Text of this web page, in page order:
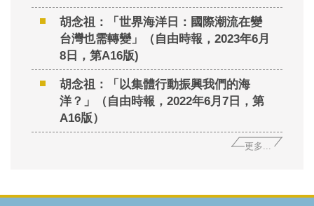
胡念祖：「世界海洋日：國際潮流在變
台灣也需轉變」（自由時報，2023年6月
8日，第A16版)
胡念祖：「以集體行動振興我們的海
洋？」（自由時報，2022年6月7日，第
A16版）
更多...